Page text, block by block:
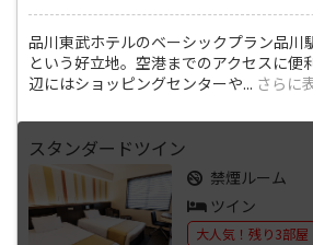
品川東武ホテルのベーシックプラン品川
という好立地。空港までのアクセスに便
辺にはショッピングセンターや... さらに
スタンダードツイン
禁煙ルーム
ツイン
大人気！残り3部屋